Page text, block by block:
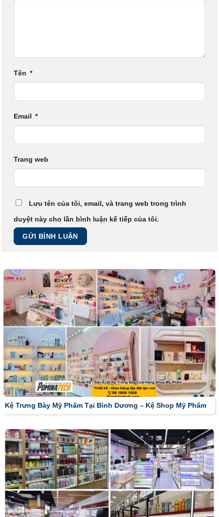
Tên *
Email *
Trang web
Lưu tên của tôi, email, và trang web trong trình
duyệt này cho lần bình luận kế tiếp của tôi.
Kệ Trưng Bày Mỹ Phẩm Tại Bình Dương – Kệ Shop Mỹ Phẩm